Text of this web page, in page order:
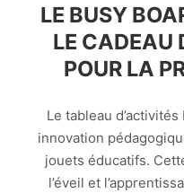
LE BUSY
LE CADEAU
POUR LA
Le tableau
innovation
jouets éducatifs.
l’éveil et